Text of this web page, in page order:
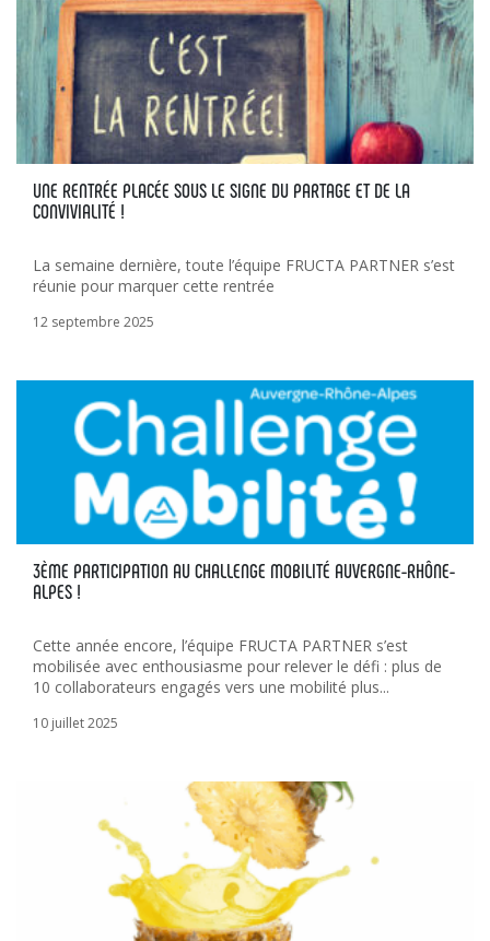
UNE RENTRÉE PLACÉE SOUS LE SIGNE DU PARTAGE ET DE LA
CONVIVIALITÉ !
La semaine dernière, toute l’équipe FRUCTA PARTNER s’est
réunie pour marquer cette rentrée
12 septembre 2025
3ÈME PARTICIPATION AU CHALLENGE MOBILITÉ AUVERGNE-RHÔNE-
ALPES !
Cette année encore, l’équipe FRUCTA PARTNER s’est
mobilisée avec enthousiasme pour relever le défi : plus de
10 collaborateurs engagés vers une mobilité plus...
10 juillet 2025